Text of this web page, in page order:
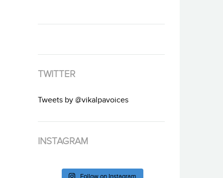
TWITTER
Tweets by @vikalpavoices
INSTAGRAM